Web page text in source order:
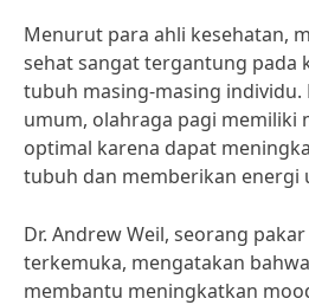
Menurut para ahli kesehatan,
sehat sangat tergantung pada
tubuh masing-masing individu.
umum, olahraga pagi memiliki
optimal karena dapat
tubuh dan memberikan energi
Dr. Andrew Weil, seorang
terkemuka, mengatakan
membantu meningkatkan